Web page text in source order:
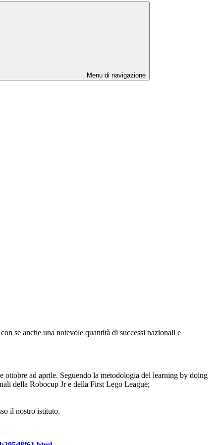
Menu di navigazione
se anche una notevole quantità di successi nazionali e
ad aprile. Seguendo la metodologia del learning by doing
della Robocup Jr e della First Lego League;
il nostro istituto.